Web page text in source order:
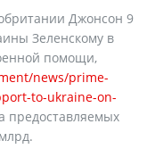
Джонсон 9
Зеленскому в
помощи,
news/prime-
to-ukraine-on-
предоставляемых